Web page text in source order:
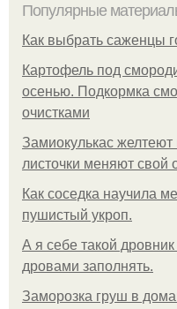
Популярные
Как выбрать саженцы
Картофель под
осенью. Подкормка
очистками
Замиокулькас
листочки меняют свой
Как соседка научила
пушистый укроп.
А я себе такой
дровами заполнять.
Заморозка груш в